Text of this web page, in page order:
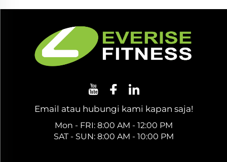
Email atau hubungi kami kapan saja!
Mon - FRI: 8:00 AM - 12:00 PM
SAT - SUN: 8:00 AM - 10:00 PM